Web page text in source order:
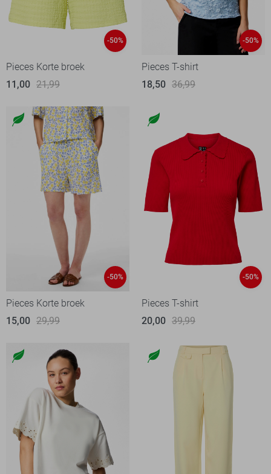
-50%
Pieces Korte broek
11,00 21,99
-50%
Pieces T-shirt
18,50 36,99
-50%
Pieces Korte broek
15,00 29,99
-50%
Pieces T-shirt
20,00 39,99